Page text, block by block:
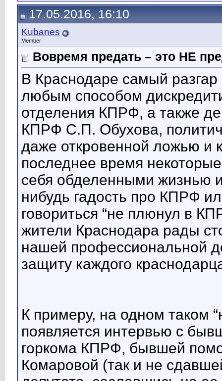
17.05.2016, 16:10
Kubanes
Member
Вовремя предать – это НЕ
В Краснодаре самый
любым способом
отделения КПРФ, а также
КПРФ С.П. Обухова,
даже откровенной ложью и
последнее время
себя обделенными жизнью
нибудь гадость про КПРФ
говориться “не плюнул в
жители Краснодара рады
нашей профессиональной
защиту каждого
К примеру, на одном таком
появляется интервью с
горкома КПРФ, бывшей
Комаровой (так и не